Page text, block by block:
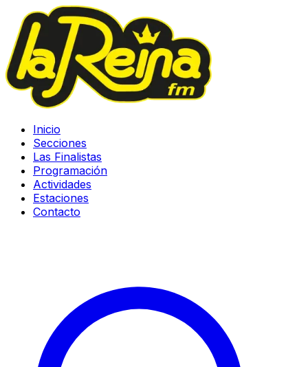
Inicio
Secciones
Las Finalistas
Programación
Actividades
Estaciones
Contacto